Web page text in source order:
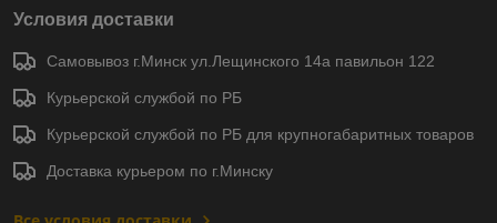
Условия доставки
Самовывоз г.Минск ул.Лещинского 14а павильон 122
Курьерской службой по РБ
Курьерской службой по РБ для крупногабаритных товаров
Доставка курьером по г.Минску